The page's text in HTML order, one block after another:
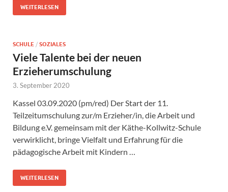
WEITERLESEN
SCHULE / SOZIALES
Viele Talente bei der neuen
Erzieherumschulung
3. September 2020
Kassel 03.09.2020 (pm/red) Der Start der 11.
Teilzeitumschulung zur/m Erzieher/in, die Arbeit und
Bildung e.V. gemeinsam mit der Käthe-Kollwitz-Schule
verwirklicht, bringe Vielfalt und Erfahrung für die
pädagogische Arbeit mit Kindern …
WEITERLESEN